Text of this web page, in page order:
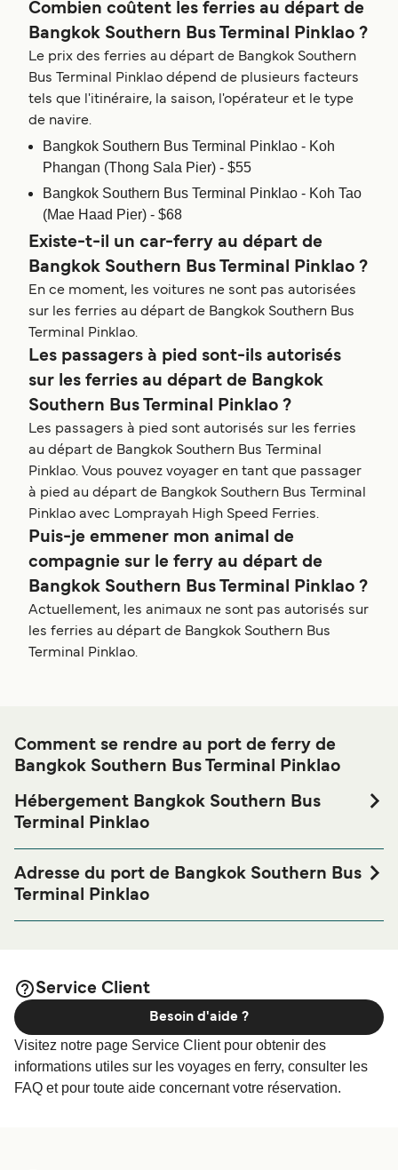
Combien coûtent les ferries au départ de
Bangkok Southern Bus Terminal Pinklao ?
Le prix des ferries au départ de Bangkok Southern
Bus Terminal Pinklao dépend de plusieurs facteurs
tels que l'itinéraire, la saison, l'opérateur et le type
de navire.
Bangkok Southern Bus Terminal Pinklao - Koh
Phangan (Thong Sala Pier) - $55
Bangkok Southern Bus Terminal Pinklao - Koh Tao
(Mae Haad Pier) - $68
Existe-t-il un car-ferry au départ de
Bangkok Southern Bus Terminal Pinklao ?
En ce moment, les voitures ne sont pas autorisées
sur les ferries au départ de Bangkok Southern Bus
Terminal Pinklao.
Les passagers à pied sont-ils autorisés
sur les ferries au départ de Bangkok
Southern Bus Terminal Pinklao ?
Les passagers à pied sont autorisés sur les ferries
au départ de Bangkok Southern Bus Terminal
Pinklao. Vous pouvez voyager en tant que passager
à pied au départ de Bangkok Southern Bus Terminal
Pinklao avec Lomprayah High Speed Ferries.
Puis-je emmener mon animal de
compagnie sur le ferry au départ de
Bangkok Southern Bus Terminal Pinklao ?
Actuellement, les animaux ne sont pas autorisés sur
les ferries au départ de Bangkok Southern Bus
Terminal Pinklao.
Comment se rendre au port de ferry de
Bangkok Southern Bus Terminal Pinklao
Hébergement Bangkok Southern Bus
Terminal Pinklao
Bangkok Southern Bus Terminal Pinklao ou à proximité,
avant ou après votre voyage ou si vous êtes à la recherche
Adresse du port de Bangkok Southern Bus
Terminal Pinklao
Service Client
Visitez notre page Service Client pour obtenir des
informations utiles sur les voyages en ferry, consulter les
FAQ et pour toute aide concernant votre réservation.
Besoin d'aide ?